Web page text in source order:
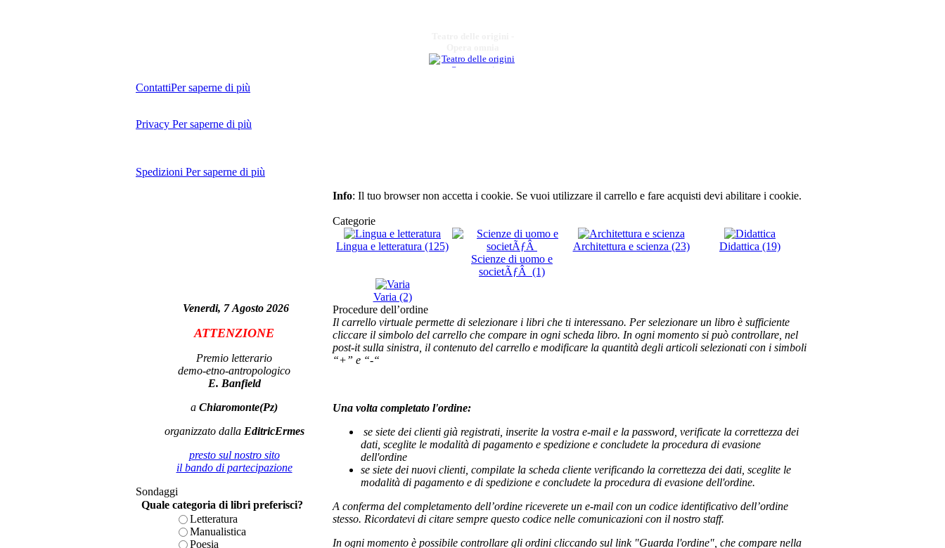
La scuola creativa
€ 15,00
La Basilicata si
€ 10,33
io sono uno degli altri
DottÃ² ... cosÃ¬ ...
cosÃ¬
€ 10,00
Da un punto a chissÃ
dove
€ 8,00
Sillabario stralunato
ContattiPer saperne di più
Privacy Per saperne di più
Spedizioni Per saperne di più
Venerdi, 7 Agosto 2026
ATTENZIONE
Premio letterario
demo-etno-antropologico
E. Banfield
a Chiaromonte(Pz)
organizzato dalla EditricErmes
presto sul nostro sito
il bando di partecipazione
Sondaggi
Quale categoria di libri preferisci?
Letteratura
Manualistica
Poesia
Info: Il tuo browser non accetta i cookie. Se vuoi utilizzare il carrello e fare acquisti devi abilitare i cookie.
Categorie
Lingua e letteratura (125)
Scienze di uomo e
societÃƒÂ (1)
Architettura e scienza (23) Didattica (19)
Varia (2)
Procedure dell’ordine
Il carrello virtuale permette di selezionare i libri che ti interessano. Per selezionare un libro è sufficiente
cliccare il simbolo del carrello che compare in ogni scheda libro. In ogni momento si può controllare, nel
post-it sulla sinistra, il contenuto del carrello e modificare la quantità degli articoli selezionati con i simboli
“+” e “-“
Una volta completato l'ordine:
se siete dei clienti già registrati, inserite la vostra e-mail e la password, verificate la correttezza dei
dati, sceglite le modalità di pagamento e spedizione e concludete la procedura di evasione
dell'ordine
se siete dei nuovi clienti, compilate la scheda cliente verificando la correttezza dei dati, sceglite le
modalità di pagamento e di spedizione e concludete la procedura di evasione dell'ordine.
A conferma del completamento dell’ordine riceverete un e-mail con un codice identificativo dell’ordine
stesso. Ricordatevi di citare sempre questo codice nelle comunicazioni con il nostro staff.
In ogni momento è possibile controllare gli ordini cliccando sul link "Guarda l'ordine", che compare nella